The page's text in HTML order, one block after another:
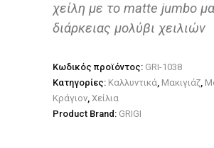
χείλη με το matte jumbo
διάρκειας μολύβι χειλιών
Κωδικός προϊόντος: GRI-1038
Κατηγορίες: Καλλυντικά, Μακιγιάζ,
Κράγιον, Χείλια
Product Brand: GRIGI